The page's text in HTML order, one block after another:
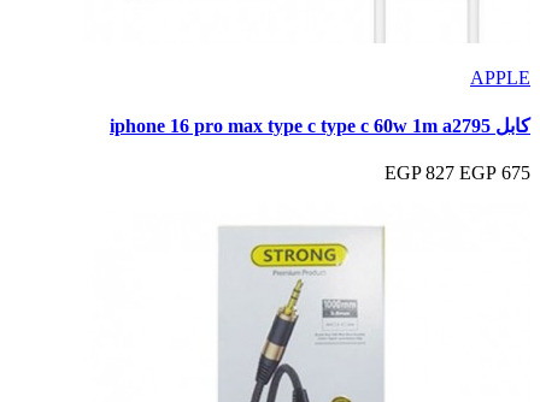
APPLE
كابل iphone 16 pro max type c type c 60w 1m a2795
675 EGP
827 EGP